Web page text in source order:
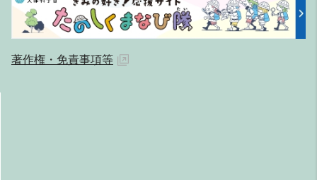
著作権・免責事項等